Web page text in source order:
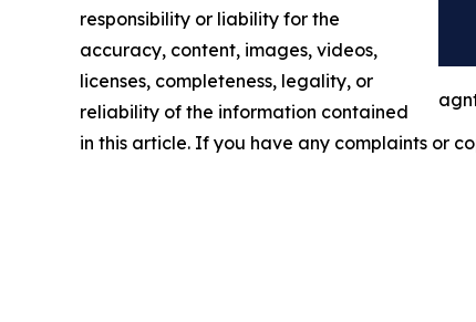
responsibility or liability for the
accuracy, content, images, videos,
licenses, completeness, legality, or
reliability of the information contained
in this article. If you have any complaints or